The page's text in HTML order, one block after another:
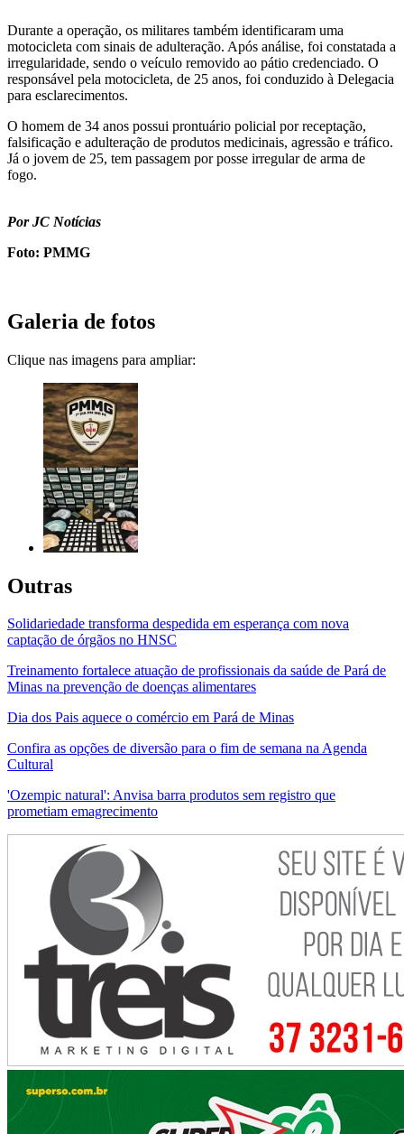
Durante a operação, os militares também identificaram uma
motocicleta com sinais de adulteração. Após análise, foi constatada a
irregularidade, sendo o veículo removido ao pátio credenciado. O
responsável pela motocicleta, de 25 anos, foi conduzido à Delegacia
para esclarecimentos.
O homem de 34 anos possui prontuário policial por receptação,
falsificação e adulteração de produtos medicinais, agressão e tráfico.
Já o jovem de 25, tem passagem por posse irregular de arma de
fogo.
Por JC Notícias
Foto: PMMG
Galeria de fotos
Clique nas imagens para ampliar:
Outras
Solidariedade transforma despedida em esperança com nova
captação de órgãos no HNSC
Treinamento fortalece atuação de profissionais da saúde de Pará de
Minas na prevenção de doenças alimentares
Dia dos Pais aquece o comércio em Pará de Minas
Confira as opções de diversão para o fim de semana na Agenda
Cultural
'Ozempic natural': Anvisa barra produtos sem registro que
prometiam emagrecimento